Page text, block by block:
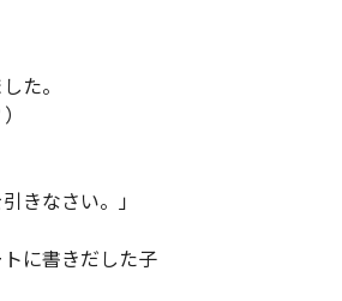
た。
きなさい。」
に書きだした子